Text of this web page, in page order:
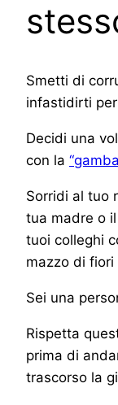
Smetti di
infastidirti
Decidi una
con la
Sorridi al tuo
tua madre o
tuoi colleghi
mazzo di
Sei una
Rispetta
prima di
trascorso la